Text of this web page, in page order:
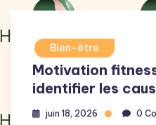
Bien-être
Motivation
identifier les
juin 18, 2026 0